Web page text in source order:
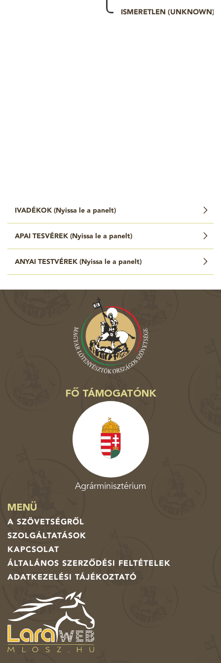
ISMERETLEN (UNKNOWN)
IVADÉKOK ( Nyissa le a panelt)
APAI TESVÉREK ( Nyissa le a panelt)
ANYAI TESTVÉREK ( Nyissa le a panelt)
FŐ TÁMOGATÓNK
Agrárminisztérium
MENÜ
A SZÖVETSÉGRŐL
SZOLGÁLTATÁSOK
KAPCSOLAT
ÁLTALÁNOS SZERZŐDÉSI FELTÉTELEK
ADATKEZELÉSI TÁJÉKOZTATÓ